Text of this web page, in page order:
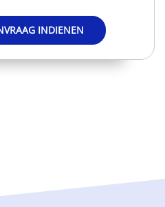
INDIENEN